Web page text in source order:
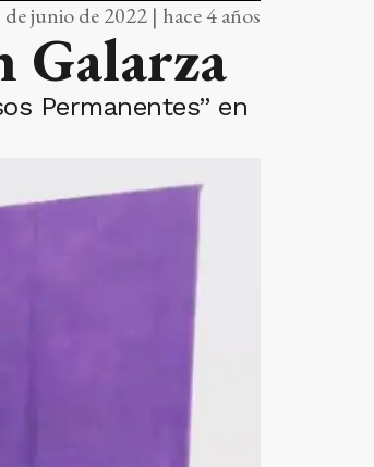
de junio de 2022 | hace 4 años
Galarza
Permanentes” en